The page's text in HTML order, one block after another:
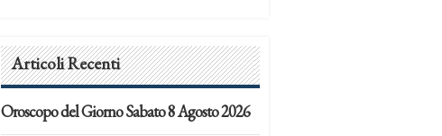
Articoli Recenti
Oroscopo del Giorno Sabato 8 Agosto 2026